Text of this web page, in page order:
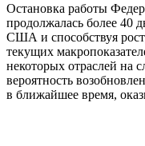
Остановка работы
продолжалась более 40
США и способствуя
текущих
некоторых отраслей на
вероятность
в ближайшее время,